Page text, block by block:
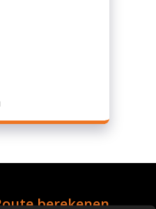
berekenen